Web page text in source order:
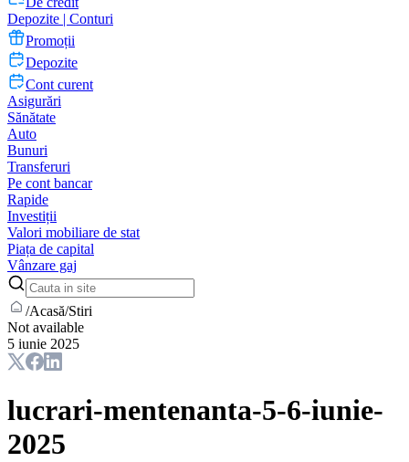
Depozite | Conturi
Promoții
Depozite
Cont curent
Asigurări
Sănătate
Auto
Bunuri
Transferuri
Pe cont bancar
Rapide
Investiții
Valori mobiliare de stat
Piața de capital
Vânzare gaj
/Acasă/Stiri
Not available
5 iunie 2025
lucrari-mentenanta-5-6-iunie-
2025